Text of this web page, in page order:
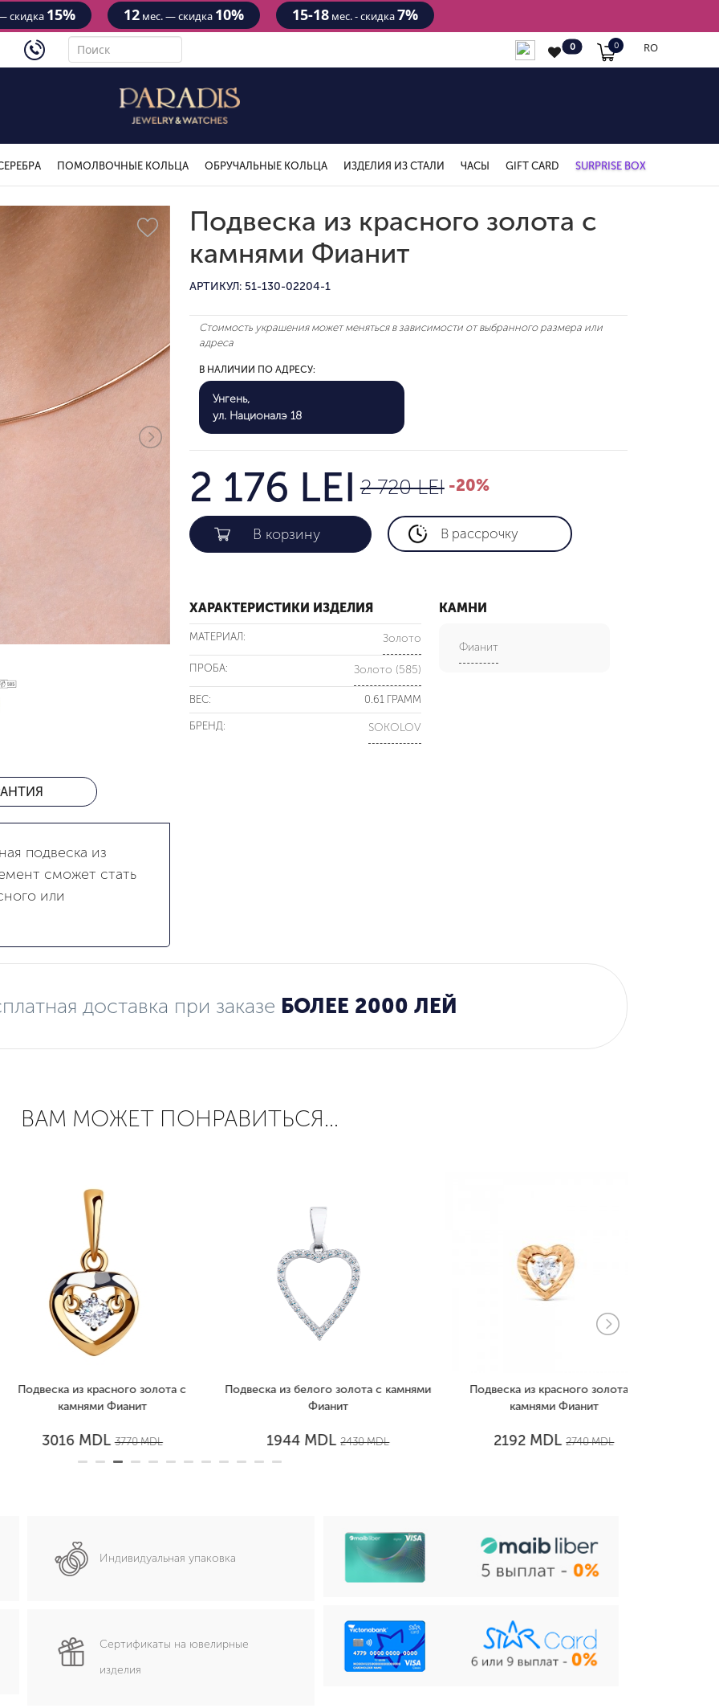
скидка 15% 12мес. — скидка 10% 15-18мес. - скидка7%
4434 RO
0 0
ПОМОЛВОЧНЫЕ КОЛЬЦА ОБРУЧАЛЬНЫЕ КОЛЬЦА ИЗДЕЛИЯ ИЗ СТАЛИ ЧАСЫ GIFT CARD SURPRISE BOX
подвеска из
сможет стать
или
Подвеска из красного золота с
камнями Фианит
АРТИКУЛ: 51-130-02204-1
Стоимость украшения может меняться в зависимости от выбранного размера или
адреса
В НАЛИЧИИ ПО АДРЕСУ:
Унгень,
ул. Националэ 18
2 176 LEI 2 720 LEI -20%
В рассрочку
ХАРАКТЕРИСТИКИ ИЗДЕЛИЯ
МАТЕРИАЛ: Золото
ПРОБА: Золото (585)
ВЕС: 0.61 ГРАММ
БРЕНД: SOKOLOV
КАМНИ
Фианит
доставка при заказе БОЛЕЕ 2000 ЛЕЙ
ВАМ МОЖЕТ ПОНРАВИТЬСЯ...
из красного золота с
камнями Фианит
3016MDL 3770 MDL
Подвеска из белого золота с камнями
Фианит
1944MDL 2430MDL
Подвеска из красного золота с
камнями Фианит
2192MDL 2740MDL
Индивидуальная упаковка
Сертификаты на ювелирные
изделия